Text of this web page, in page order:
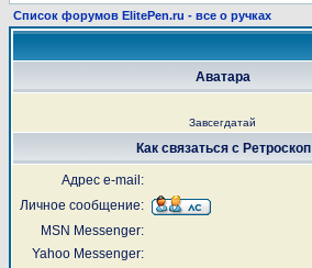
Список форумов ElitePen.ru - все о ручках
Аватара
Завсегдатай
Как связаться с Ретроскоп
Адрес e-mail:
Личное сообщение:
MSN Messenger:
Yahoo Messenger: